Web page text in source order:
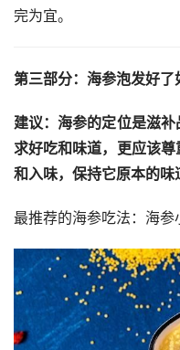
完为宜。
第三部分：海参泡发好了
建议：海参的定位是滋
求好吃和味道，更应该
和入味，保持它原本的味
最推荐的海参吃法：海参